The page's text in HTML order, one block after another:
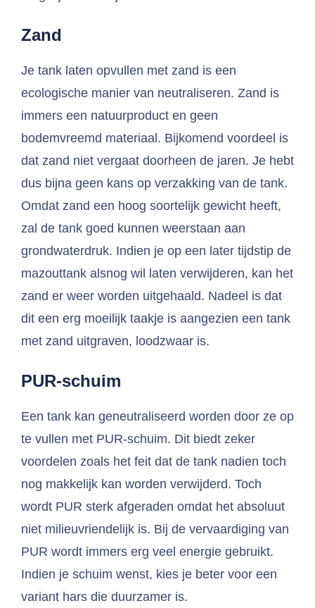
Zand
Je tank laten opvullen met zand is een
ecologische manier van neutraliseren. Zand is
immers een natuurproduct en geen
bodemvreemd materiaal. Bijkomend voordeel is
dat zand niet vergaat doorheen de jaren. Je hebt
dus bijna geen kans op verzakking van de tank.
Omdat zand een hoog soortelijk gewicht heeft,
zal de tank goed kunnen weerstaan aan
grondwaterdruk. Indien je op een later tijdstip de
mazouttank alsnog wil laten verwijderen, kan het
zand er weer worden uitgehaald. Nadeel is dat
dit een erg moeilijk taakje is aangezien een tank
met zand uitgraven, loodzwaar is.
PUR-schuim
Een tank kan geneutraliseerd worden door ze op
te vullen met PUR-schuim. Dit biedt zeker
voordelen zoals het feit dat de tank nadien toch
nog makkelijk kan worden verwijderd. Toch
wordt PUR sterk afgeraden omdat het absoluut
niet milieuvriendelijk is. Bij de vervaardiging van
PUR wordt immers erg veel energie gebruikt.
Indien je schuim wenst, kies je beter voor een
variant hars die duurzamer is.